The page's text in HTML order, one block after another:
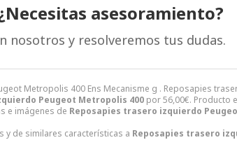
Metropolis 400 Ens Mecanisme g . Reposapies
Peugeot Metropolis 400 por56,00€. Producto
e imágenes de Reposapies trasero izquierdo
y de similares características a Reposapies trasero
asesoramiento?
nosotros y resolveremos tus dudas.